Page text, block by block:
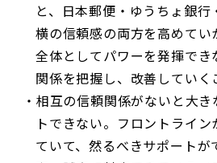
と、日本郵便・ゆうちょ銀行
横の信頼感の両方を高めてい
全体としてパワーを発揮で
関係を把握し、改善していく
相互の信頼関係がないと大
トできない。フロントライ
ていて、然るべきサポートが